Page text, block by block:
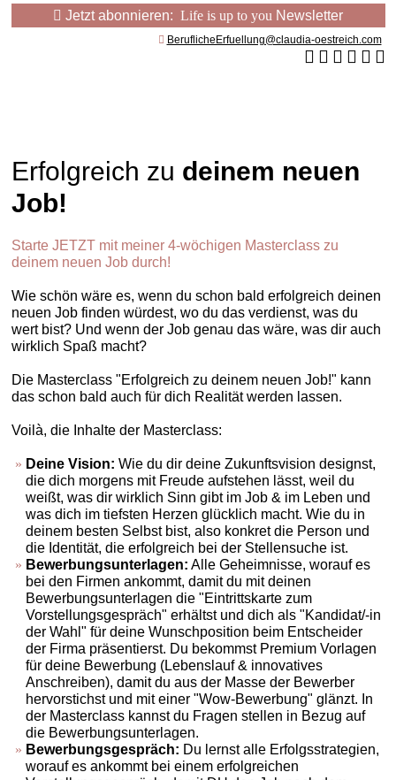
Jetzt abonnieren: Life is up to you Newsletter
BeruflicheErfuellung@claudia-oestreich.com
Erfolgreich zu deinem neuen
Job!
Starte JETZT mit meiner 4-wöchigen Masterclass zu
deinem neuen Job durch!
Wie schön wäre es, wenn du schon bald erfolgreich deinen
neuen Job finden würdest, wo du das verdienst, was du
wert bist? Und wenn der Job genau das wäre, was dir auch
wirklich Spaß macht?
Die Masterclass "Erfolgreich zu deinem neuen Job!" kann
das schon bald auch für dich Realität werden lassen.
Voilà, die Inhalte der Masterclass:
Deine Vision: Wie du dir deine Zukunftsvision designst,
die dich morgens mit Freude aufstehen lässt, weil du
weißt, was dir wirklich Sinn gibt im Job & im Leben und
was dich im tiefsten Herzen glücklich macht. Wie du in
deinem besten Selbst bist, also konkret die Person und
die Identität, die erfolgreich bei der Stellensuche ist.
Bewerbungsunterlagen: Alle Geheimnisse, worauf es
bei den Firmen ankommt, damit du mit deinen
Bewerbungsunterlagen die "Eintrittskarte zum
Vorstellungsgespräch" erhältst und dich als "Kandidat/-in
der Wahl" für deine Wunschposition beim Entscheider
der Firma präsentierst. Du bekommst Premium Vorlagen
für deine Bewerbung (Lebenslauf & innovatives
Anschreiben), damit du aus der Masse der Bewerber
hervorstichst und mit einer "Wow-Bewerbung" glänzt. In
der Masterclass kannst du Fragen stellen in Bezug auf
die Bewerbungsunterlagen.
Bewerbungsgespräch: Du lernst alle Erfolgsstrategien,
worauf es ankommt bei einem erfolgreichen